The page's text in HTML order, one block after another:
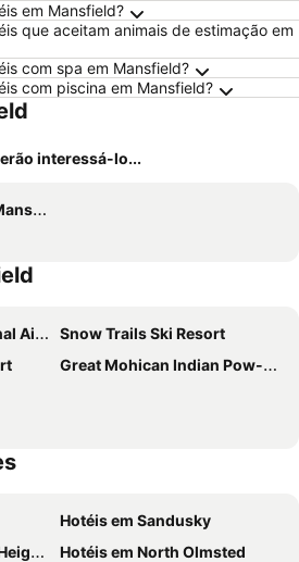
em Mansfield?
que aceitam animais de estimação em
com spa em Mansfield?
com piscina em Mansfield?
interessá-lo...
I-71
Snow Trails Ski Resort
Great Mohican Indian Pow-Wow
Hotéis em Sandusky
Hotéis em North Olmsted